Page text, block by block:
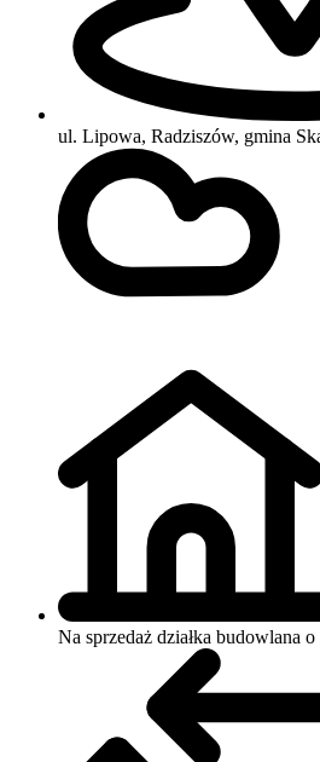
ul. Lipowa, Radziszów, gmina
Na sprzedaż działka budowlana